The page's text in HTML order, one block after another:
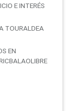
E INTERÉS
TOURALDEA
EN